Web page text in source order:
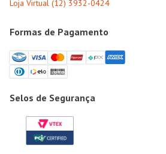
Formas de Pagamento
Selos de Segurança